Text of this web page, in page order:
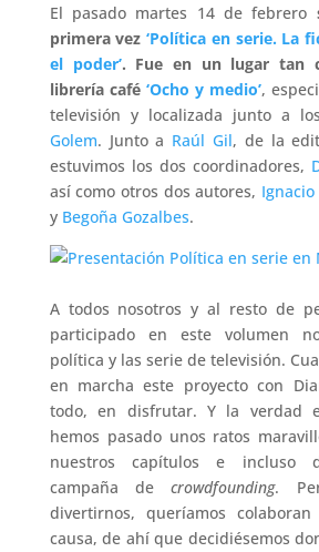
El pasado martes 14 de febrero
primera vez‘Política en serie. La
el poder’. Fue en un lugar tan
librería café ‘Ocho y medio’,
televisión y localizada junto a
Golem. Junto a Raúl Gil, de la
estuvimos los dos coordinadores,
así como otros dos autores,
y Begoña Gozalbes.
A todos nosotros y al resto de
participado en este volumen
política y las serie de televisión.
en marcha este proyecto con
todo, en disfrutar. Y la verdad
hemos pasado unos ratos
nuestros capítulos e incluso
campaña decrowdfounding.
divertirnos, queríamos
causa, de ahí que decidiésemos